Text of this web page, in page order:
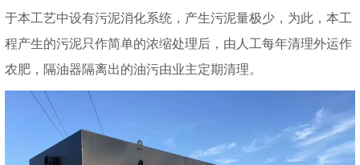
于本工艺中设有污泥消化系统，产生污泥量极少，为此，本工
程产生的污泥只作简单的浓缩处理后，由人工每年清理外运作
农肥，隔油器隔离出的油污由业主定期清理。